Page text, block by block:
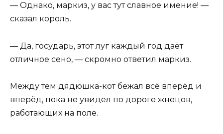
— Однако, маркиз, у вас тут славное имение! —
сказал король.
— Да, государь, этот луг каждый год даёт
отличное сено, — скромно ответил маркиз.
Между тем дядюшка-кот бежал всё вперёд и
вперёд, пока не увидел по дороге жнецов,
работающих на поле.